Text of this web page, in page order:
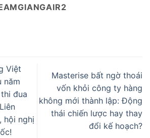
Việt
năm
đua
hội nghị
Masterise bất ngờ thoái
vốn khỏi công ty hàng
không mới thành lập: Động
thái chiến lược hay thay
đổi kế hoạch?